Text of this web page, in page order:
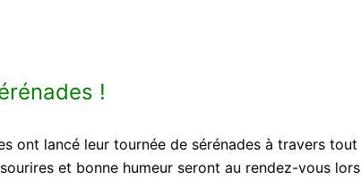
!
ont lancé leur tournée de sérénades à travers tout
et bonne humeur seront au rendez-vous lors